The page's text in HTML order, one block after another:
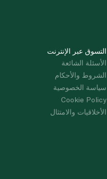
التسوق عبر الإنترنت
الأسئلة الشائعة
الشروط والأحكام
سياسة الخصوصية
Cookie Policy
الأخلاقيات والامتثال